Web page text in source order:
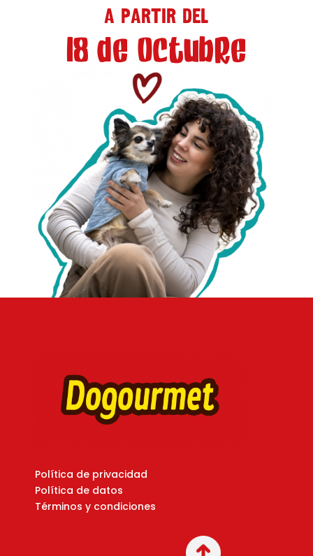
A PARTIR DEL
18 DE OCTUBRE
Política de privacidad
Política de datos
Términos y condiciones